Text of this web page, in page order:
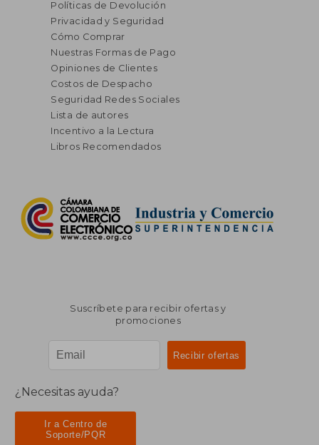
Políticas de Devolución
Privacidad y Seguridad
Cómo Comprar
Nuestras Formas de Pago
Opiniones de Clientes
Costos de Despacho
Seguridad Redes Sociales
Lista de autores
Incentivo a la Lectura
Libros Recomendados
Suscríbete para recibir ofertas y
promociones
¿Necesitas ayuda?
Ir a Centro de
Soporte/PQR